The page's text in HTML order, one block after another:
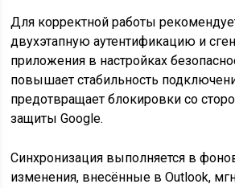
Для корректной работы
двухэтапную аутентификацию и
приложения в настройках
повышает стабильность
предотвращает блокировки со
защиты Google.
Синхронизация выполняется в
изменения, внесённые в Outlook,